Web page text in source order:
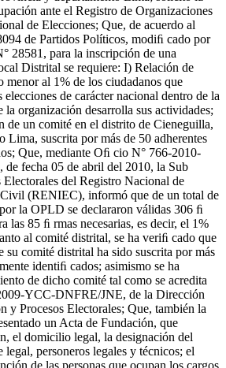
ante el Registro de Organizaciones
de Elecciones; Que, de acuerdo al
de Partidos Políticos, modiﬁ cado por
28581, para la inscripción de una
Distrital se requiere: I) Relación de
menor al 1% de los ciudadanos que
de carácter nacional dentro de la
organización desarrolla sus actividades;
de un comité en el distrito de Cieneguilla,
Lima, suscrita por más de 50 adherentes
Que, mediante Oﬁ cio N° 766-2010-
fecha 05 de abril del 2010, la Sub
del Registro Nacional de
(RENIEC), informó que de un total de
la OPLD se declararon válidas 306 ﬁ
las 85 ﬁ rmas necesarias, es decir, el 1%
al comité distrital, se ha veriﬁ cado que
su comité distrital ha sido suscrita por más
identiﬁ cados; asimismo se ha
de dicho comité tal como se acredita
YCC-DNFRE/JNE, de la Dirección
y Procesos Electorales; Que, también la
un Acta de Fundación, que
el domicilio legal, la designación del
legal, personeros legales y técnicos; el